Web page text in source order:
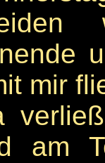
mir
am